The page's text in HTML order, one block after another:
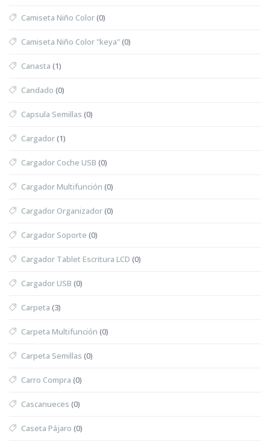
Camiseta Niño Color(0)
Camiseta Niño Color "keya"(0)
Canasta (1)
Candado (0)
Capsula Semillas (0)
Cargador(1)
Cargador Coche USB (0)
Cargador Multifunción (0)
Cargador Organizador(0)
Cargador Soporte (0)
Cargador Tablet Escritura LCD (0)
Cargador USB (0)
Carpeta (3)
Carpeta Multifunción (0)
Carpeta Semillas (0)
Carro Compra (0)
Cascanueces (0)
Caseta Pájaro (0)